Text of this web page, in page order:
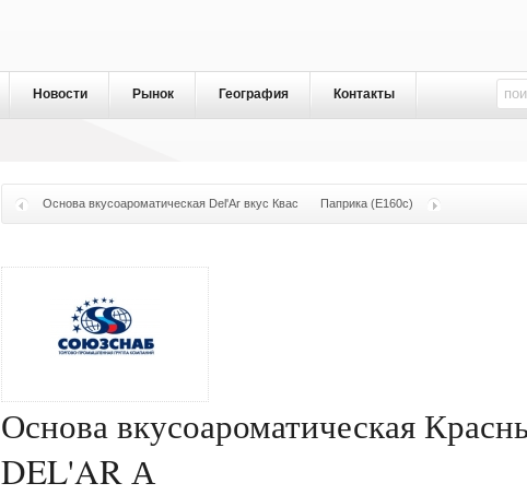
Новости Рынок География Контакты
Основа вкусоароматическая Del'Ar вкус Квас Паприка (E160с)
Основа вкусоароматическая
DEL'AR А